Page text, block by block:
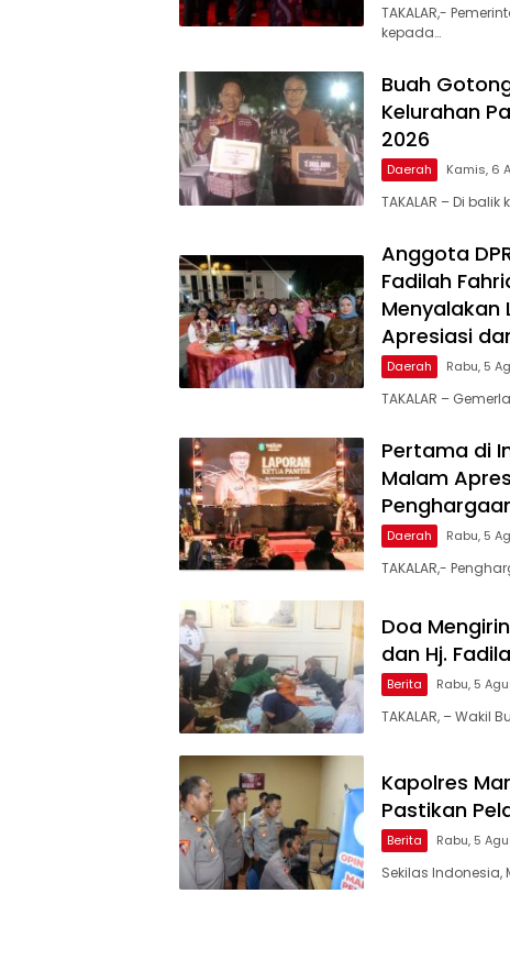
TAKALAR,-
kepada…
Buah
Kelurahan
2026
Daerah Kamis, 6
TAKALAR – Di
Anggota
Fadilah
Menyalakan
Apresiasi
Daerah Rabu, 5
TAKALAR –
Pertama di
Malam
Daerah Rabu, 5
TAKALAR,-
Doa
dan Hj.
Berita Rabu, 5
TAKALAR, – Wakil
Kapolres
Pastikan
Berita Rabu, 5
Sekilas Indonesia,